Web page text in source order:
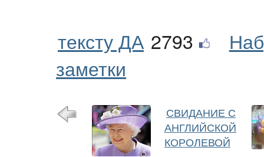
тексту ДА 2793
заметки
СВИДАНИЕ С
АНГЛИЙСКОЙ
КОРОЛЕВОЙ